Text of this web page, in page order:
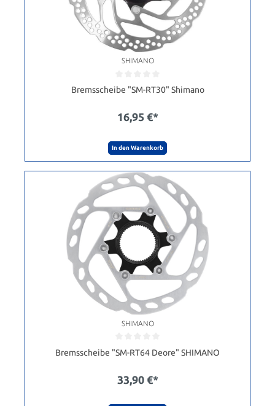
SHIMANO
Bremsscheibe "SM-RT30" Shimano
16,95 €*
In den Warenkorb
SHIMANO
Bremsscheibe "SM-RT64 Deore" SHIMANO
33,90 €*